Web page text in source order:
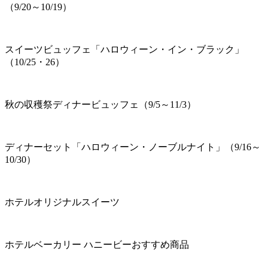
（9/20～10/19）
スイーツビュッフェ「ハロウィーン・イン・ブラック」
（10/25・26）
秋の収穫祭ディナービュッフェ（9/5～11/3）
ディナーセット「ハロウィーン・ノーブルナイト」（9/16～
10/30）
ホテルオリジナルスイーツ
ホテルベーカリー ハニービーおすすめ商品